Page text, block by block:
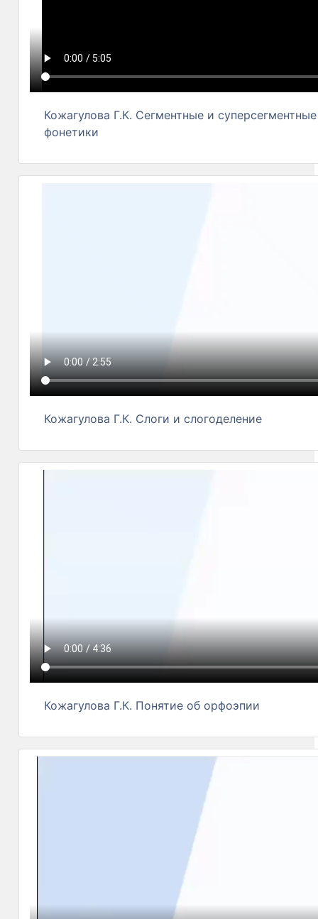
Кожагулова Г.К. Сегментные и
фонетики
Кожагулова Г.К. Слоги и слогоделение
Кожагулова Г.К. Понятие об орфоэпии